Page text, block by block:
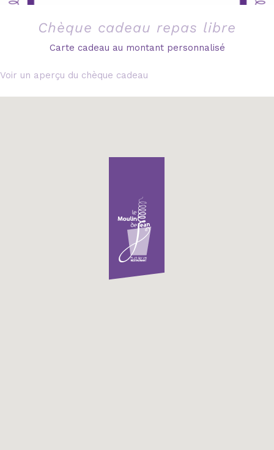
Chèque cadeau repas libre
Carte cadeau au montant personnalisé
Voir un aperçu du chèque cadeau